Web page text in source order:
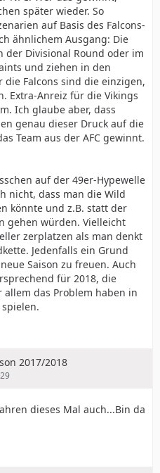
später wieder. So
auf Basis des Falcons-
ähnlichem Ausgang: Die
Divisional Round oder im
und ziehen in den
die Falcons sind die einzigen,
Extra-Anreiz für die Vikings
Ich glaube aber, dass
genau dieser Druck auf die
Team aus der AFC gewinnt.
auf der 49er-Hypewelle
nicht, dass man die Wild
könnte und z.B. statt der
gehen würden. Vielleicht
zerplatzen als man denkt
Jedenfalls ein Grund
Saison zu freuen. Auch
für 2018, die
allem das Problem haben in
2017/2018
dieses Mal auch...Bin da